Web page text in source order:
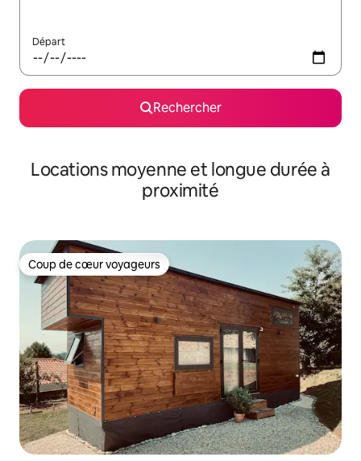
Départ
Rechercher
Locations moyenne et longue durée à
proximité
Coup de cœur voyageurs
Coup de cœur voyageurs